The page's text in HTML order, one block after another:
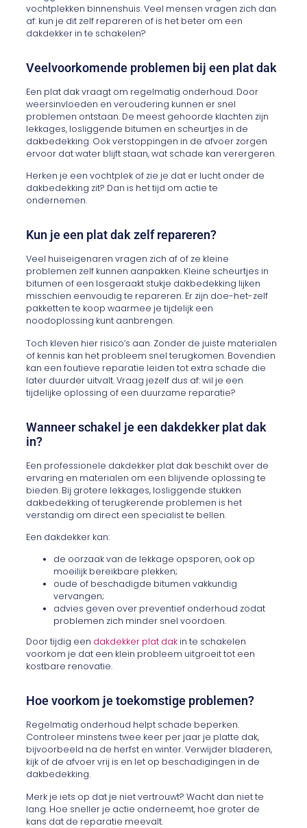
vochtplekken binnenshuis. Veel mensen vragen zich dan
af: kun je dit zelf repareren of is het beter om een
dakdekker in te schakelen?
Veelvoorkomende problemen bij een plat dak
Een plat dak vraagt om regelmatig onderhoud. Door
weersinvloeden en veroudering kunnen er snel
problemen ontstaan. De meest gehoorde klachten zijn
lekkages, losliggende bitumen en scheurtjes in de
dakbedekking. Ook verstoppingen in de afvoer zorgen
ervoor dat water blijft staan, wat schade kan verergeren.
Herken je een vochtplek of zie je dat er lucht onder de
dakbedekking zit? Dan is het tijd om actie te
ondernemen.
Kun je een plat dak zelf repareren?
Veel huiseigenaren vragen zich af of ze kleine
problemen zelf kunnen aanpakken. Kleine scheurtjes in
bitumen of een losgeraakt stukje dakbedekking lijken
misschien eenvoudig te repareren. Er zijn doe-het-zelf
pakketten te koop waarmee je tijdelijk een
noodoplossing kunt aanbrengen.
Toch kleven hier risico’s aan. Zonder de juiste materialen
of kennis kan het probleem snel terugkomen. Bovendien
kan een foutieve reparatie leiden tot extra schade die
later duurder uitvalt. Vraag jezelf dus af: wil je een
tijdelijke oplossing of een duurzame reparatie?
Wanneer schakel je een dakdekker plat dak
in?
Een professionele dakdekker plat dak beschikt over de
ervaring en materialen om een blijvende oplossing te
bieden. Bij grotere lekkages, losliggende stukken
dakbedekking of terugkerende problemen is het
verstandig om direct een specialist te bellen.
Een dakdekker kan:
de oorzaak van de lekkage opsporen, ook op
moeilijk bereikbare plekken;
oude of beschadigde bitumen vakkundig
vervangen;
advies geven over preventief onderhoud zodat
problemen zich minder snel voordoen.
Door tijdig een dakdekker plat dak in te schakelen
voorkom je dat een klein probleem uitgroeit tot een
kostbare renovatie.
Hoe voorkom je toekomstige problemen?
Regelmatig onderhoud helpt schade beperken.
Controleer minstens twee keer per jaar je platte dak,
bijvoorbeeld na de herfst en winter. Verwijder bladeren,
kijk of de afvoer vrij is en let op beschadigingen in de
dakbedekking.
Merk je iets op dat je niet vertrouwt? Wacht dan niet te
lang. Hoe sneller je actie onderneemt, hoe groter de
kans dat de reparatie meevalt.